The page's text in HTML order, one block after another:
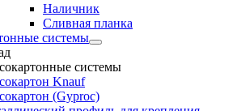
Наличник
Сливная планка
системы
системы
Knauf
(Gyproc)